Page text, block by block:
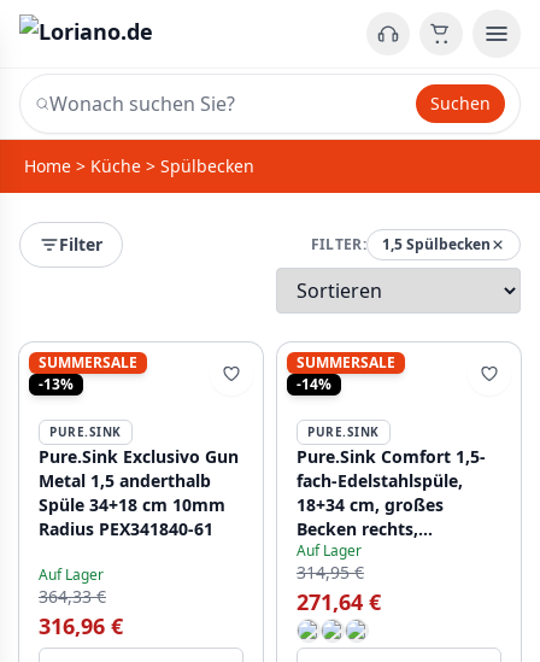
Suchen
Home > Küche > Spülbecken
Filter FILTER: 1,5 Spülbecken
SUMMERSALE
-13%
PURE.SINK
Pure.Sink Exclusivo Gun
Metal 1,5 anderthalb
Spüle 34+18 cm 10mm
Radius PEX341840-61
Auf Lager
364,33 €
316,96 €
SUMMERSALE
-14%
PURE.SINK
Pure.Sink Comfort 1,5-
fach-Edelstahlspüle,
18+34 cm, großes
Becken rechts,
PCM183440-02
Auf Lager
314,95 €
271,64 €